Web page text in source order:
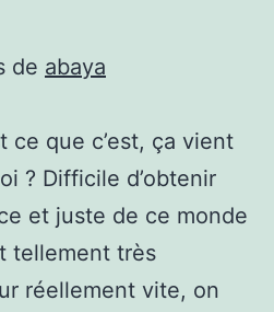
de abaya
ce que c’est, ça vient
? Difficile d’obtenir
et juste de ce monde
tellement très
réellement vite, on